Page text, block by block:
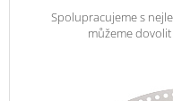
Spolupracujeme s
můžeme